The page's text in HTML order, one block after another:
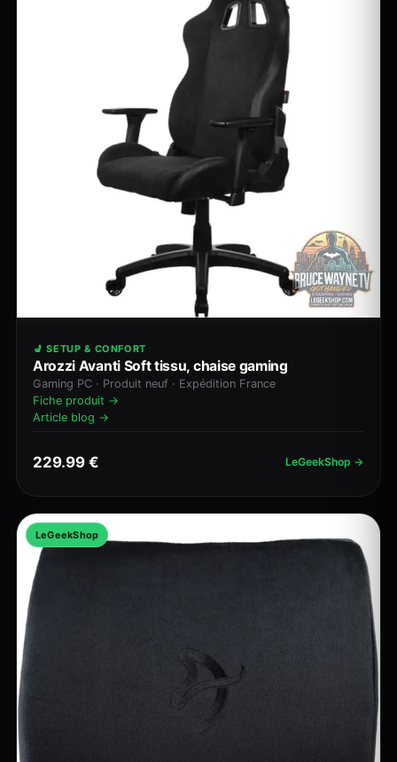
💺 SETUP & CONFORT
Arozzi Avanti Soft tissu, chaise gaming
Gaming PC · Produit neuf · Expédition France
Fiche produit →
Article blog →
229.99 € LeGeekShop →
LeGeekShop